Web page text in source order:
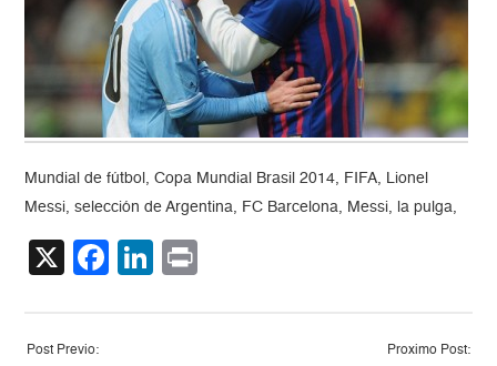
Mundial de fútbol, Copa Mundial Brasil 2014, FIFA, Lionel
Messi, selección de Argentina, FC Barcelona, Messi, la pulga,
X Facebook
LinkedIn
Post Previo: Proximo Post: